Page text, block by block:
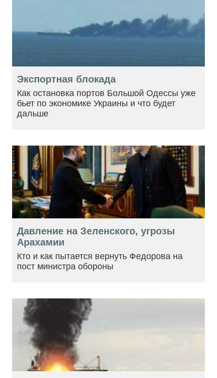
Экспортная блокада
Как остановка портов Большой Одессы уже
бьет по экономике Украины и что будет
дальше
Давление на Зеленского, угрозы
Арахамии
Кто и как пытается вернуть Федорова на
пост министра обороны